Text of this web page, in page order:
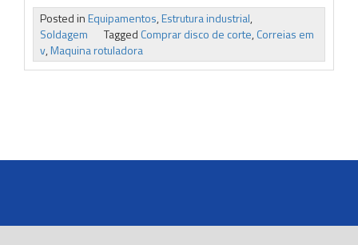
Posted inEquipamentos,Estrutura industrial,
Soldagem
Tagged Comprar disco de corte,Correias em
v,Maquina rotuladora